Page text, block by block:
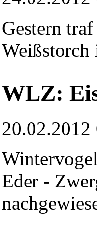
Gestern
WLZ:
20.02.2012
Eder -